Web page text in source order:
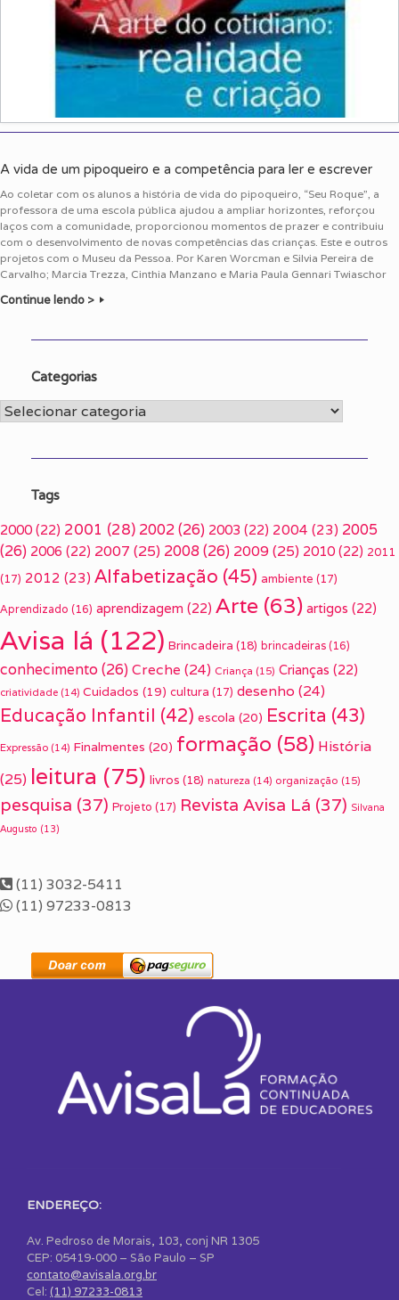
A vida de um pipoqueiro e a competência para ler e escrever
Ao coletar com os alunos a história de vida do pipoqueiro, “Seu Roque”, a
professora de uma escola pública ajudou a ampliar horizontes, reforçou
laços com a comunidade, proporcionou momentos de prazer e contribuiu
com o desenvolvimento de novas competências das crianças. Este e outros
projetos com o Museu da Pessoa. Por Karen Worcman e Silvia Pereira de
Carvalho; Marcia Trezza, Cinthia Manzano e Maria Paula Gennari Twiaschor
Continue lendo >
Categorias
Categorias
Tags
2000 (22) 2001 (28) 2002(26) 2003 (22) 2004 (23) 2005
(26) 2006 (22) 2007 (25) 2008(26) 2009(25) 2010 (22) 2011
(17) 2012 (23) Alfabetização (45) ambiente (17)
Aprendizado (16) aprendizagem (22) Arte (63) artigos (22)
Avisa lá (122) Brincadeira (18) brincadeiras (16)
conhecimento(26) Creche (24) Criança (15) Crianças (22)
criatividade (14) Cuidados (19) cultura (17) desenho (24)
Educação Infantil (42) escola (20) Escrita (43)
Expressão (14) Finalmentes (20) formação (58) História
(25) leitura (75) livros (18) natureza (14) organização (15)
pesquisa (37) Projeto (17) Revista Avisa Lá (37) Silvana
Augusto (13)
(11) 3032-5411
(11) 97233-0813
ENDEREÇO:
Av. Pedroso de Morais, 103, conj NR 1305
CEP: 05419-000 – São Paulo – SP
contato@avisala.org.br
Cel: (11) 97233-0813